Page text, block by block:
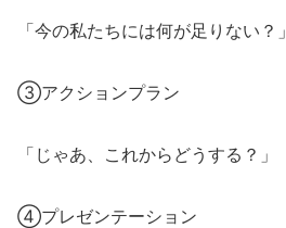
「今の私たちには何が足りない？」
③アクションプラン
「じゃあ、これからどうする？」
④プレゼンテーション